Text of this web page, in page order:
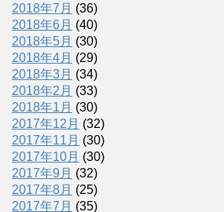
2018年7月 (36)
2018年6月 (40)
2018年5月 (30)
2018年4月 (29)
2018年3月 (34)
2018年2月 (33)
2018年1月 (30)
2017年12月 (32)
2017年11月 (30)
2017年10月 (30)
2017年9月 (32)
2017年8月 (25)
2017年7月 (35)